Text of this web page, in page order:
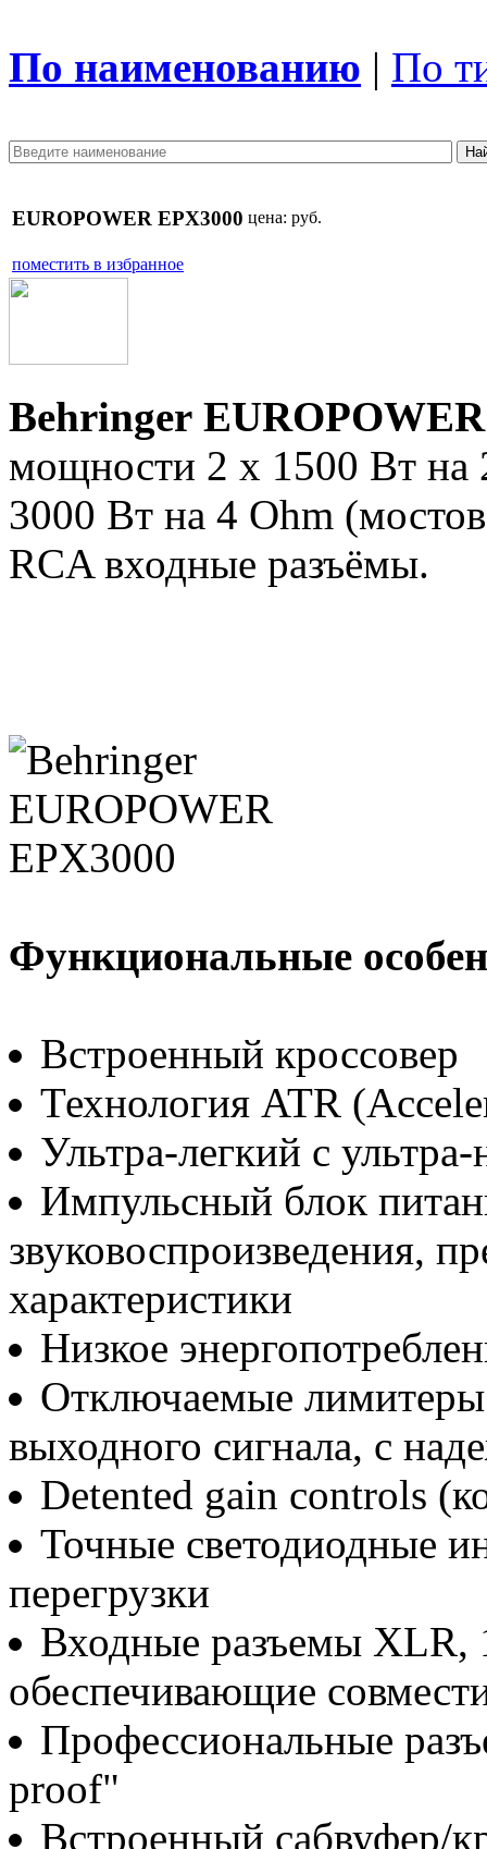
По наименованию | По
EUROPOWER EPX3000 цена: руб.
поместить в избранное
Behringer
мощности 2 х 1500 Вт на
3000 Вт на 4 Ohm
RCA входные разъёмы.
Функциональные
Встроенный кроссовер
Технология ATR
Ультра-легкий с
Импульсный блок
звуковоспроизведения,
характеристики
Низкое
Отключаемые
выходного сигнала, с
Detented gain controls
Точные светодиодные
перегрузки
Входные разъемы XLR,
обеспечивающие
Профессиональные
proof"
Встроенный сабвуфер/